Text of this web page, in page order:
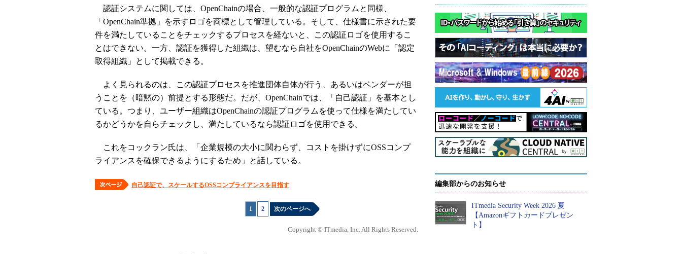
認証システムに関しては、OpenChainの場合、一般的な認証プログラムと同様、
「OpenChain準拠」を示すロゴを商標として管理している。そして、仕様書に示された要
件を満たしていることをチェックするプロセスを経ないと、この認証ロゴを使用するこ
とはできない。一方、認証を獲得した組織は、望むなら自社をOpenChainのWebに「認定
取得組織」として掲載できる。
よく見られるのは、この認証プロセスを推進団体自体が行う、あるいはベンダーが担
うことを（暗黙の）前提とする形態だ。だが、OpenChainでは、「自己認証」を基本とし
ている。つまり、ユーザー組織はOpenChainの認証プログラムを使って仕様を満たしてい
るかどうかを自らチェックし、満たしているなら認証ロゴを使用できる。
これをコックラン氏は、「企業規模の大小に関わらず、コストを掛けずにOSSコンプ
ライアンスを確保できるようにするため」と話している。
自己認証で、スケールするOSSコンプライアンスを目指す
1 2 次のページへ
Copyright © ITmedia, Inc. All Rights Reserved.
編集部からのお知らせ
ITmedia Security Week 2026 夏
【Amazonギフトカードプレゼン
ト】